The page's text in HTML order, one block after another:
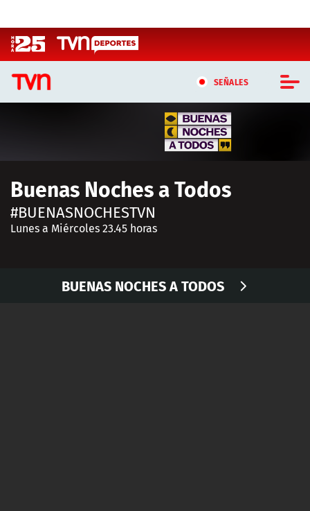
SEÑALES
TVN VERTICAL
TVN PLAY
TELESERIES
Buenas Noches a Todos
#BUENASNOCHESTVN
Lunes a Miércoles 23.45 horas
BUENAS NOCHES A TODOS